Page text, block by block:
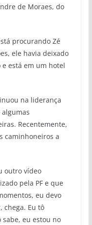
de Moraes, do
procurando Zé
ele havia deixado
está em um hotel
na liderança
Recentemente,
caminhoneiros a
outro vídeo
pela PF e que
eu devo
chega. Eu tô
sabe, eu estou no